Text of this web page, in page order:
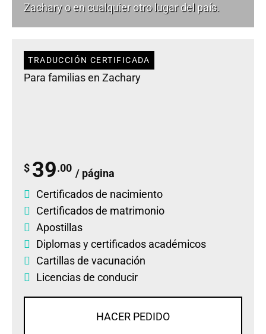
Zachary o en cualquier otro lugar del país.
TRADUCCIÓN CERTIFICADA
Para familias en Zachary
$ 39.00 / página
Certificados de nacimiento
Certificados de matrimonio
Apostillas
Diplomasycertificados académicos
Cartillas de vacunación
Licencias de conducir
HACER PEDIDO